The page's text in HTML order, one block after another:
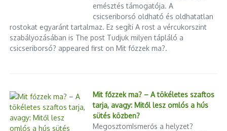
emésztés támogatója. A
csicseriborsó oldható és oldhatatlan
rostokat egyaránt tartalmaz. Ez segíti A rost a vércukorszint
szabályozásában is The post Tudjuk milyen tápláló a
csicseriborsó? appeared first on Mit főzzek ma?.
Mit főzzek ma? – A tökéletes szaftos
tarja, avagy: Mitől lesz omlós a hús
sütés közben?
MegosztomIsmerős a helyzet?